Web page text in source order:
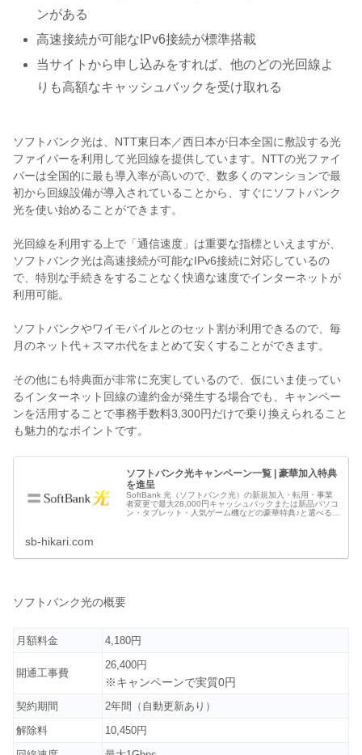
ンがある
高速接続が可能なIPv6接続が標準搭載
当サイトから申し込みをすれば、他のどの光回線よ
りも高額なキャッシュバックを受け取れる
ソフトバンク光は、NTT東日本／西日本が日本全国に敷設する光
ファイバーを利用して光回線を提供しています。NTTの光ファイ
バーは全国的に最も導入率が高いので、数多くのマンションで最
初から回線設備が導入されていることから、すぐにソフトバンク
光を使い始めることができます。
光回線を利用する上で「通信速度」は重要な指標といえますが、
ソフトバンク光は高速接続が可能なIPv6接続に対応しているの
で、特別な手続きをすることなく快適な速度でインターネットが
利用可能。
ソフトバンクやワイモバイルとのセット割が利用できるので、毎
月のネット代＋スマホ代をまとめて安くすることができます。
その他にも特典面が非常に充実しているので、仮にいま使ってい
るインターネット回線の違約金が発生する場合でも、キャンペー
ンを活用することで事務手数料3,300円だけで乗り換えられること
も魅力的なポイントです。
ソフトバンク光キャンペーン一覧 | 豪華加入特典
を進呈
SoftBank 光（ソフトバンク光）の新規加入・転用・事業
者変更で最大28,000円キャッシュバックまたは新品パソコ
ン・タブレット・人気ゲーム機などの豪華特典♪と選べるキ
sb-hikari.com
ソフトバンク光の概要
月額料金 4,180円
開通工事費
26,400円
※キャンペーンで実質0円
契約期間
2年間（自動更新あり）
解除料
10,450円